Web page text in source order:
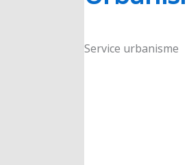
Service urbanisme